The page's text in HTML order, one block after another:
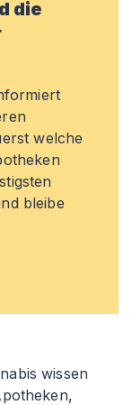
die
welche
bleibe
wissen